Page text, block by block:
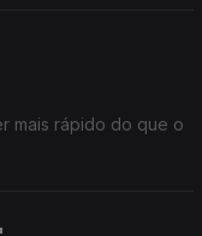
mais rápido do que o